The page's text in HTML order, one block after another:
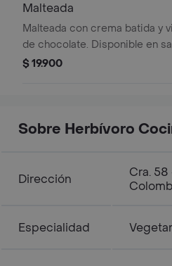
Malteada
Malteada con crema batida y
de chocolate. Disponible en
de fresa y vainilla.
$ 19.900
Sobre Herbívoro
Dirección
Cra.
Especialidad